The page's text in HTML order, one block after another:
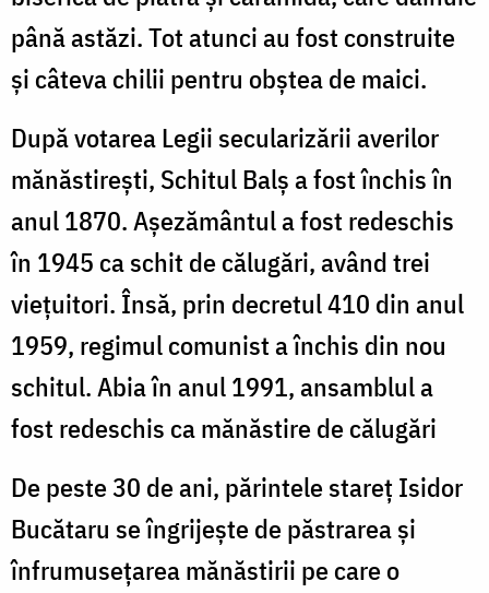
până astăzi. Tot atunci au fost construite
și câteva chilii pentru obștea de maici.
După votarea Legii secularizării averilor
mănăstirești, Schitul Balș a fost închis în
anul 1870. Așezământul a fost redeschis
în 1945 ca schit de călugări, având trei
viețuitori. Însă, prin decretul 410 din anul
1959, regimul comunist a închis din nou
schitul. Abia în anul 1991, ansamblul a
fost redeschis ca mănăstire de călugări
De peste 30 de ani, părintele stareț Isidor
Bucătaru se îngrijește de păstrarea și
înfrumusețarea mănăstirii pe care o